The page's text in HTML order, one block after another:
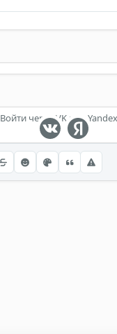
Войти через VK или